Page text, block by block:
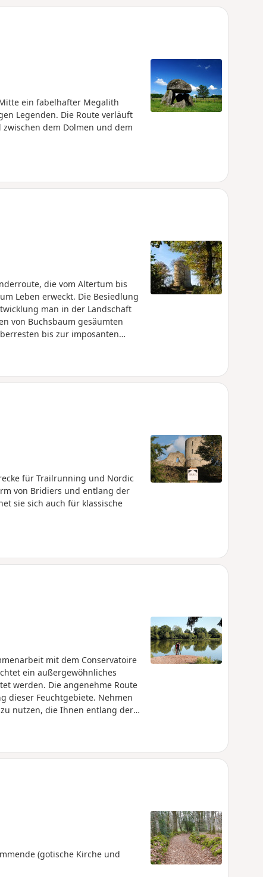
ein fabelhafter Megalith
Legenden. Die Route verläuft
dem Dolmen und dem
die vom Altertum bis
Leben erweckt. Die Besiedlung
man in der Landschaft
von Buchsbaum gesäumten
bis zur imposanten
für Trailrunning und Nordic
von Bridiers und entlang der
sie sich auch für klassische
mit dem Conservatoire
ein außergewöhnliches
werden. Die angenehme Route
dieser Feuchtgebiete. Nehmen
nutzen, die Ihnen entlang der
(gotische Kirche und